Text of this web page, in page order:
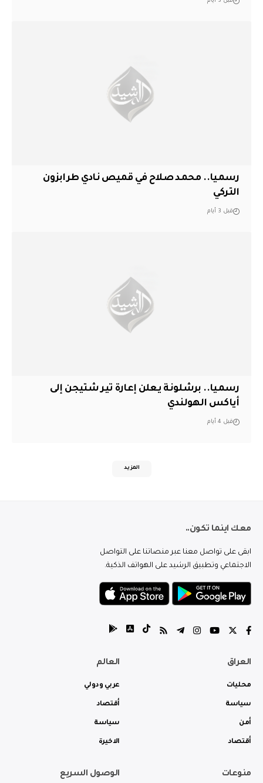
رسميا.. محمد صلاح في قميص نادي طرابزون
التركي
قبل 3 أيام
رسميا.. برشلونة يعلن إعارة تير شتيجن إلى
أياكس الهولندي
قبل 4 أيام
المزيد
معك اينما تكون..
ابقى على تواصل معنا عبر منصاتنا على التواصل
الاجتماعي وتطبيق الرشيد على الهواتف الذكية.
العراق
محليات
سياسة
أمن
أقتصاد
العالم
عربي ودولي
أقتصاد
سياسة
الاخيرة
منوعات الوصول السريع